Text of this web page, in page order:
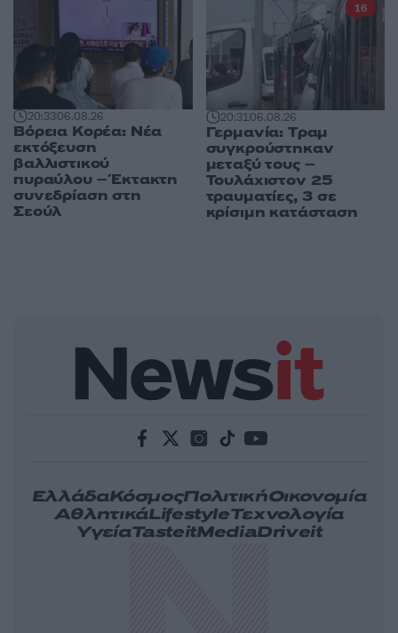
20:3306.08.26
Βόρεια Κορέα: Νέα
εκτόξευση
βαλλιστικού
πυραύλου – Έκτακτη
συνεδρίαση στη
Σεούλ
20:3106.08.26
Γερμανία: Tραμ
συγκρούστηκαν
μεταξύ τους –
Τουλάχιστον 25
τραυματίες, 3 σε
κρίσιμη κατάσταση
16
ΕλλάδαΚόσμοςΠολιτικήΟικονομία
ΑθλητικάLifestyleΤεχνολογία
ΥγείαTasteitMediaDriveit